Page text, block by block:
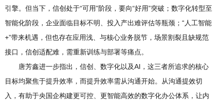
引擎。但当下，信创处于“可用”阶段，要向“好用”突破；数字化转型至
智能化阶段，企业面临目标不明、投入产出难评估等瓶颈；“人工智能
+”带来机遇，但也存在应用浅、与核心业务脱节，场景割裂且缺规范
接口，信创适配难，需重新训练与部署等痛点。
唐芳鑫进一步指出，信创、数字化以及AI，这三者所追求的核心
目标均聚焦于提升效率，而提升效率需从沟通开始。从沟通提效切
入，有助于央国企构建更可控、更智能高效的数字化办公体系，让内